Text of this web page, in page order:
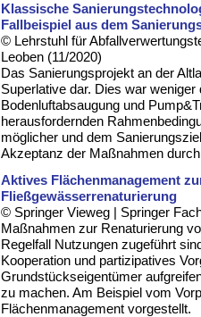
Klassische
Fallbeispiel aus dem
© Lehrstuhl für
Leoben (11/2020)
Das Sanierungsprojekt an der
Superlative dar. Dies war
Bodenluftabsaugung und
herausfordernden
möglicher und dem
Akzeptanz der Maßnahmen
Aktives Flächenmanagement
Fließgewässerrenaturierung
© Springer Vieweg | Springer
Maßnahmen zur Renaturierung
Regelfall Nutzungen zugeführt
Kooperation und partizipatives
Grundstückseigentümer
zu machen. Am Beispiel vom
Flächenmanagement vorgestellt.